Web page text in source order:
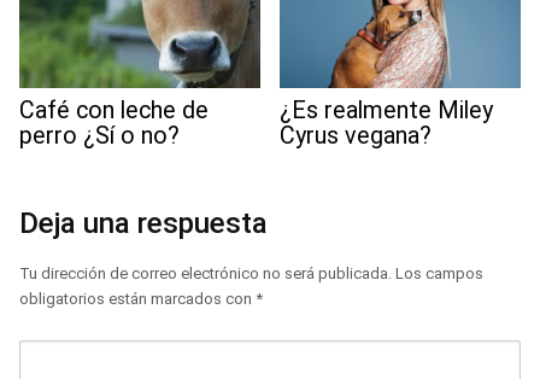
Café con leche de
perro ¿Sí o no?
¿Es realmente Miley
Cyrus vegana?
Deja una respuesta
Tu dirección de correo electrónico no será publicada. Los campos
obligatorios están marcados con *